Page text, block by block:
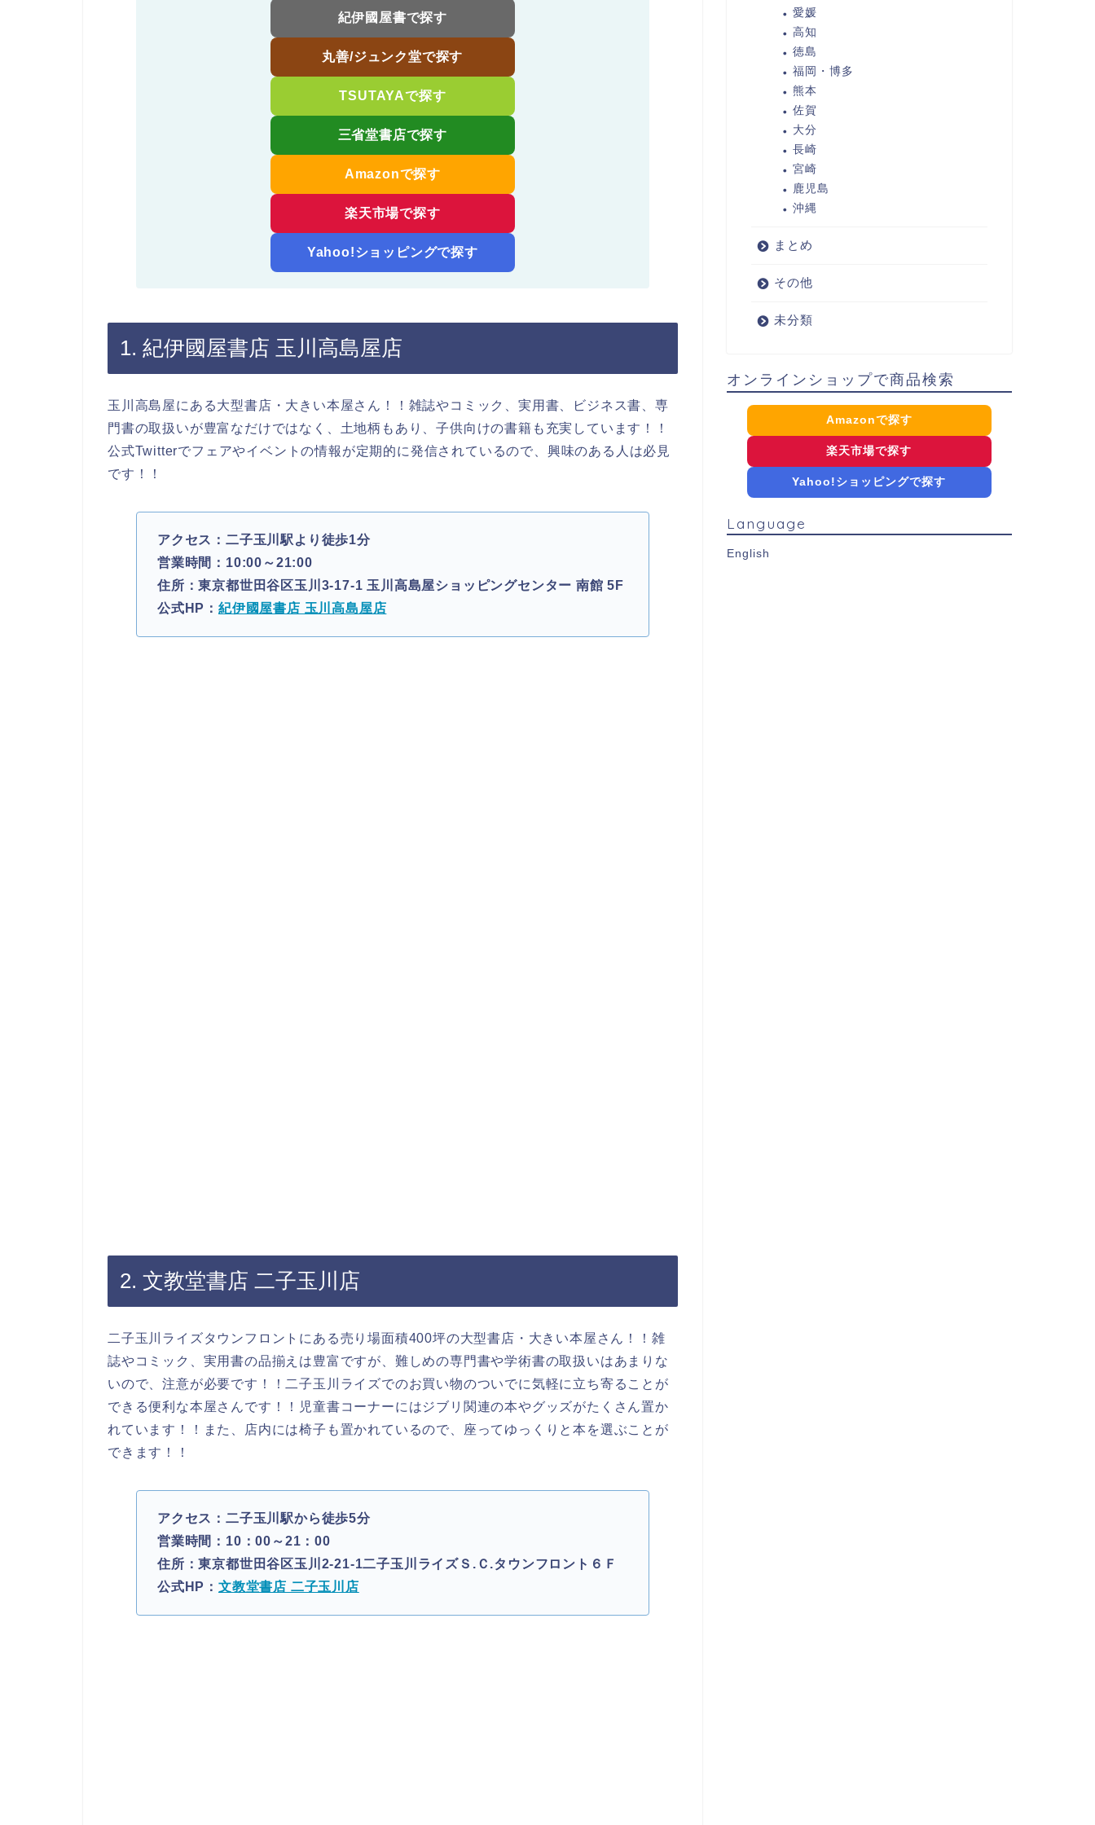
紀伊國屋書で探す
丸善/ジュンク堂で探す
TSUTAYAで探す
三省堂書店で探す
Amazonで探す
楽天市場で探す
Yahoo!ショッピングで探す
1. 紀伊國屋書店 玉川高島屋店
玉川高島屋にある大型書店・大きい本屋さん！！雑誌やコミック、実用書、ビジネス書、専
門書の取扱いが豊富なだけではなく、土地柄もあり、子供向けの書籍も充実しています！！
公式Twitterでフェアやイベントの情報が定期的に発信されているので、興味のある人は必見
です！！
アクセス：二子玉川駅より徒歩1分
営業時間：10:00～21:00
住所：東京都世田谷区玉川3-17-1 玉川高島屋ショッピングセンター 南館 5F
公式HP： 紀伊國屋書店 玉川高島屋店
2. 文教堂書店 二子玉川店
二子玉川ライズタウンフロントにある売り場面積400坪の大型書店・大きい本屋さん！！雑
誌やコミック、実用書の品揃えは豊富ですが、難しめの専門書や学術書の取扱いはあまりな
いので、注意が必要です！！二子玉川ライズでのお買い物のついでに気軽に立ち寄ることが
できる便利な本屋さんです！！児童書コーナーにはジブリ関連の本やグッズがたくさん置か
れています！！また、店内には椅子も置かれているので、座ってゆっくりと本を選ぶことが
できます！！
アクセス：二子玉川駅から徒歩5分
営業時間：10：00～21：00
住所：東京都世田谷区玉川2‐21‐1二子玉川ライズＳ.Ｃ.タウンフロント６Ｆ
公式HP： 文教堂書店 二子玉川店
愛媛
高知
徳島
福岡・博多
熊本
佐賀
大分
長崎
宮崎
鹿児島
沖縄
まとめ
その他
未分類
オンラインショップで商品検索
Amazonで探す
楽天市場で探す
Yahoo!ショッピングで探す
Language
English